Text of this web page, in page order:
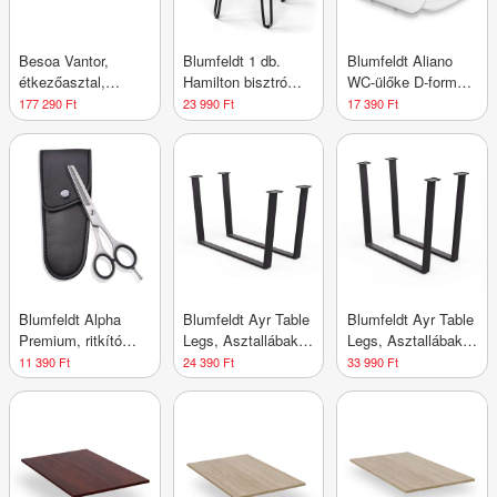
Besoa Vantor,
étkezőasztal,
akácfa,
vaskonstrukció, 175
x 78 x 90 cm, fa
177 290 Ft
Blumfeldt 1 db.
Hamilton bisztró
szék Ø33 cm Fa
acélkeret
23 990 Ft
Blumfeldt Aliano
WC-ülőke D-forma,
lassú záródás,
antibakteriális
17 390 Ft
Blumfeldt Alpha
Premium, ritkító
olló, extra éles,
egyoldalas
11 390 Ft
Blumfeldt Ayr Table
Legs, Asztallábak
62 x 43 cm, fém
24 390 Ft
Blumfeldt Ayr Table
Legs, Asztallábak
82 x 72 cm, fém
33 990 Ft